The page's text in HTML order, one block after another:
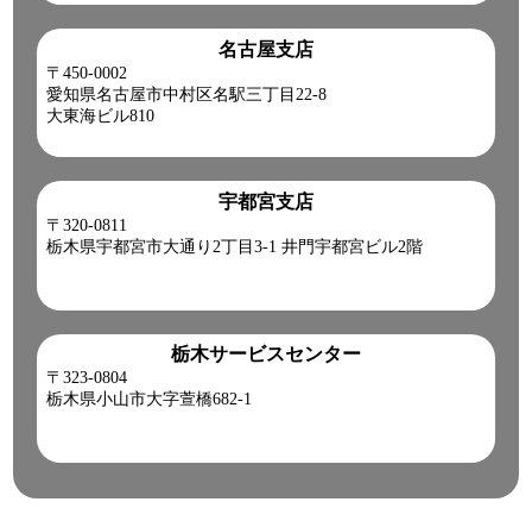
名古屋支店
〒450-0002
愛知県名古屋市中村区名駅三丁目22-8
大東海ビル810
宇都宮支店
〒320-0811
栃木県宇都宮市大通り2丁目3-1 井門宇都宮ビル2階
栃木サービスセンター
〒323-0804
栃木県小山市大字萱橋682-1